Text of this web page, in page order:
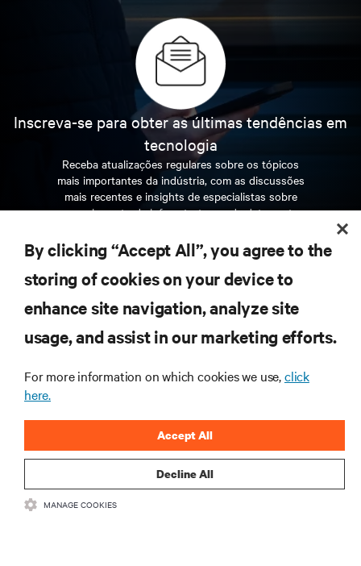
Inscreva-se para obter as últimas tendências em
tecnologia
Receba atualizações regulares sobre os tópicos
mais importantes da indústria, com as discussões
mais recentes e insights de especialistas sobre
gerenciamento de infraestrutura e de data center.
INSCREVA-SE AGORA
RECURSOS
CORPORATIVO
CONECTE-SE CONOSCO
By clicking “Accept All”, you agree to the
storing of cookies on your device to
enhance site navigation, analyze site
usage, and assist in our marketing efforts.
For more information on which cookies we use,click
here.
Decline All
Accept All
MANAGE COOKIES